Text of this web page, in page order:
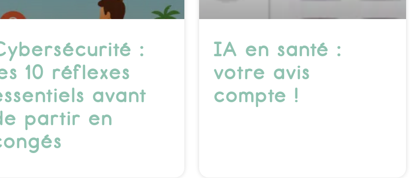
:
10 réflexes
avant
partir en
IA en santé :
votre avis
compte !